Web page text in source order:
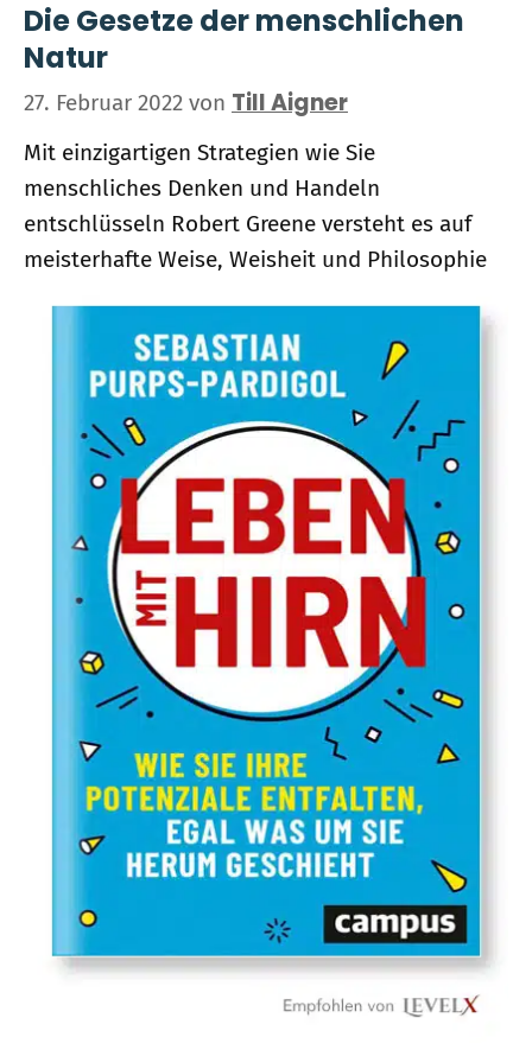
Die Gesetze der menschlichen
Natur
27. Februar 2022 von Till Aigner
Mit einzigartigen Strategien wie Sie
menschliches Denken und Handeln
entschlüsseln Robert Greene versteht es auf
meisterhafte Weise, Weisheit und Philosophie